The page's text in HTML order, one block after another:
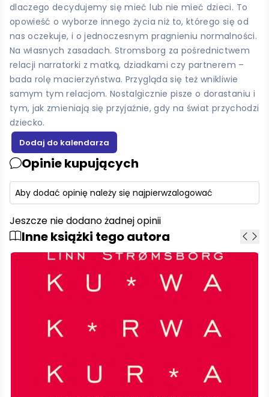
dlaczego decydujemy się mieć lub nie mieć dzieci. To
opowieść o wyborze innego życia niż to, którego się od
nas oczekuje, i o jednoczesnym pragnieniu normalności.
Na własnych zasadach. Stromsborg za pośrednictwem
relacji narratorki z matką, dziadkami czy partnerem –
bada rolę macierzyństwa. Przygląda się też wnikliwie
samym tym relacjom. Nostalgicznie pisze o dorastaniu i
tym, jak zmieniają się przyjaźnie, gdy na świat przychodzi
dziecko.
Opinie kupujących
Aby dodać opinię należy się najpierwzalogować
Jeszcze nie dodano żadnej opinii
Inne książki tego autora